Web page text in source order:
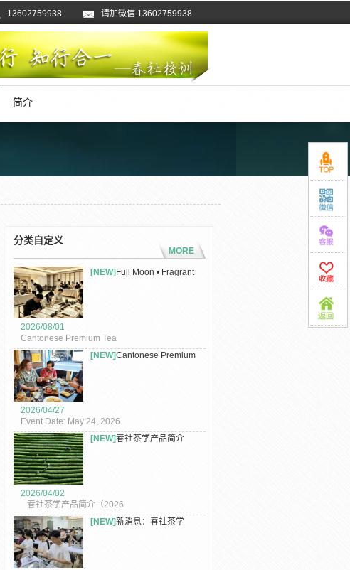
重磅消息 欢迎加入春社茶学QQ群、微信群！
请加微信 13602759938
13602759938
简介
分类自定义
MORE
[NEW] Full Moon • Fragrant
2026/08/01
Cantonese Premium Tea
House Ltd. – 2026 Mid–
Autumn ...
[NEW]Cantonese Premium
2026/04/27
Event Date: May 24, 2026
Venue: Sichuan House
Restaurant,...
[NEW]春社茶学产品简介
2026/04/02
春社茶学产品简介（2026
年） – 春社茶学老树红茶品...
[NEW]新消息：春社茶学